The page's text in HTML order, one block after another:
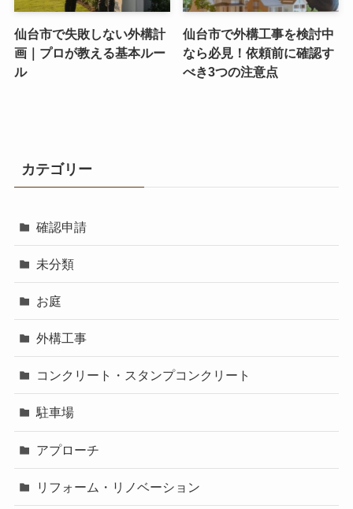
仙台市で失敗しない外構計
画｜プロが教える基本ルー
ル
仙台市で外構工事を検討中
なら必見！依頼前に確認す
べき3つの注意点
カテゴリー
確認申請
未分類
お庭
外構工事
コンクリート・スタンプコンクリート
駐車場
アプローチ
リフォーム・リノベーション